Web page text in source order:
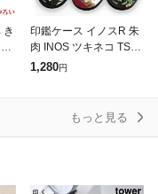
き
印鑑ケース イノスR 朱
肉 INOS ツキネコ TSU
KINEKO スタンプ台 |
1,280円
もっと見る